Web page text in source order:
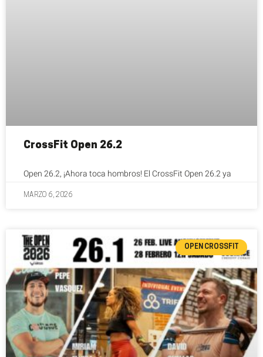
CrossFit Open 26.2
Open 26.2, ¡Ahora toca hombros! El CrossFit Open 26.2 ya
MARZO 6, 2026
OPEN CROSSFIT